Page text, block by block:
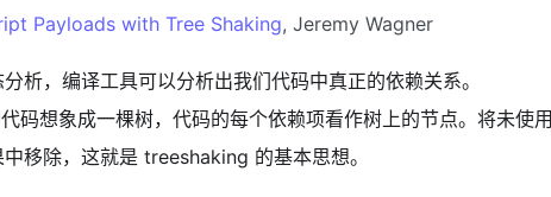
Payloads with Tree Shaking, Jeremy Wagner
析，编译工具可以分析出我们代码中真正的依赖关系。
码想象成一棵树，代码的每个依赖项看作树上的节点。将未使用
移除，这就是 treeshaking 的基本思想。